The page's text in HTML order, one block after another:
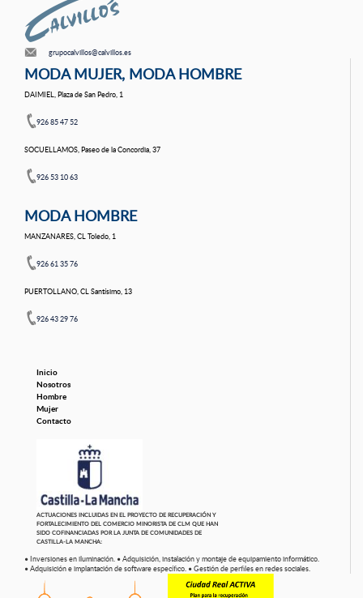
grupocalvillos@calvillos.es
MODA MUJER, MODA HOMBRE
DAIMIEL, Plaza de San Pedro, 1
926 85 47 52
SOCUELLAMOS, Paseo de la Concordia, 37
926 53 10 63
MODA HOMBRE
MANZANARES, CL Toledo, 1
926 61 35 76
PUERTOLLANO, CL Santísimo, 13
926 43 29 76
Inicio
Nosotros
Hombre
Mujer
Contacto
ACTUACIONES INCLUIDAS EN EL PROYECTO DE RECUPERACIÓN Y
FORTALECIMIENTO DEL COMERCIO MINORISTA DE CLM QUE HAN
SIDO COFINANCIADAS POR LA JUNTA DE COMUNIDADES DE
CASTILLA-LA MANCHA:
• Inversiones en iluminación. • Adquisición, instalación y montaje de equipamiento informático.
• Adquisición e implantación de software específico. • Gestión de perfiles en redes sociales.